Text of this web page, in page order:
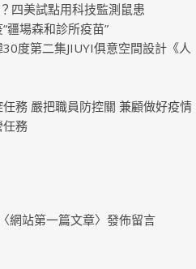
四美試點用科技監測鼠患
疆場森和診所疫苗”
度第二集JIUYI俱意空間設計《人
務 嚴把職員防控關 兼顧做好疫情
任務
網站第一篇文章〉發佈留言